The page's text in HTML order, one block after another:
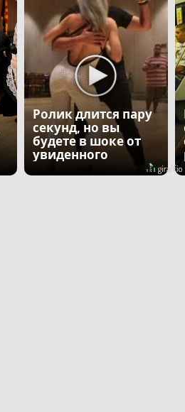
Ролик длится пару
секунд, но вы
будете в шоке от
увиденного